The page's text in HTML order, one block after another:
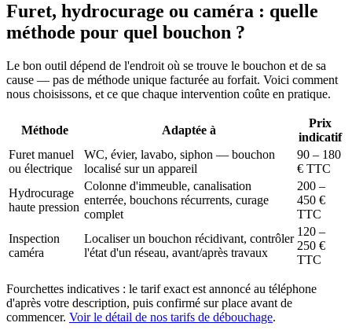
Furet, hydrocurage ou caméra : quelle
méthode pour quel bouchon ?
Le bon outil dépend de l'endroit où se trouve le bouchon et de sa
cause — pas de méthode unique facturée au forfait. Voici comment
nous choisissons, et ce que chaque intervention coûte en pratique.
Méthode Adaptée à
Prix
indicatif
Furet manuel
ou électrique
WC, évier, lavabo, siphon — bouchon
localisé sur un appareil
90 – 180
€ TTC
Hydrocurage
haute pression
Colonne d'immeuble, canalisation
enterrée, bouchons récurrents, curage
complet
200 –
450 €
TTC
Inspection
caméra
Localiser un bouchon récidivant, contrôler
l'état d'un réseau, avant/après travaux
120 –
250 €
TTC
Fourchettes indicatives : le tarif exact est annoncé au téléphone
d'après votre description, puis confirmé sur place avant de
commencer. Voir le détail de nos tarifs de débouchage.